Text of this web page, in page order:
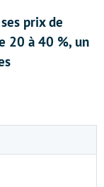
prix de
20 à 40 %, un